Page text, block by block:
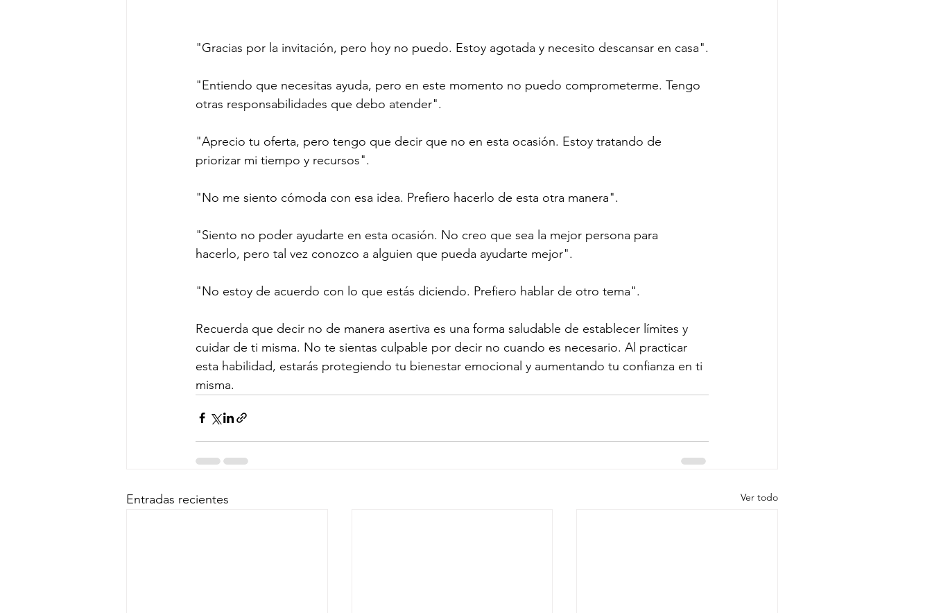
"Gracias por la invitación, pero hoy no puedo. Estoy agotada y necesito descansar en casa".
"Entiendo que necesitas ayuda, pero en este momento no puedo comprometerme. Tengo
otras responsabilidades que debo atender".
"Aprecio tu oferta, pero tengo que decir que no en esta ocasión. Estoy tratando de
priorizar mi tiempo y recursos".
"No me siento cómoda con esa idea. Prefiero hacerlo de esta otra manera".
"Siento no poder ayudarte en esta ocasión. No creo que sea la mejor persona para
hacerlo, pero tal vez conozco a alguien que pueda ayudarte mejor".
"No estoy de acuerdo con lo que estás diciendo. Prefiero hablar de otro tema".
Recuerda que decir no de manera asertiva es una forma saludable de establecer límites y
cuidar de ti misma. No te sientas culpable por decir no cuando es necesario. Al practicar
esta habilidad, estarás protegiendo tu bienestar emocional y aumentando tu confianza en ti
misma.
Entradas recientes Ver todo